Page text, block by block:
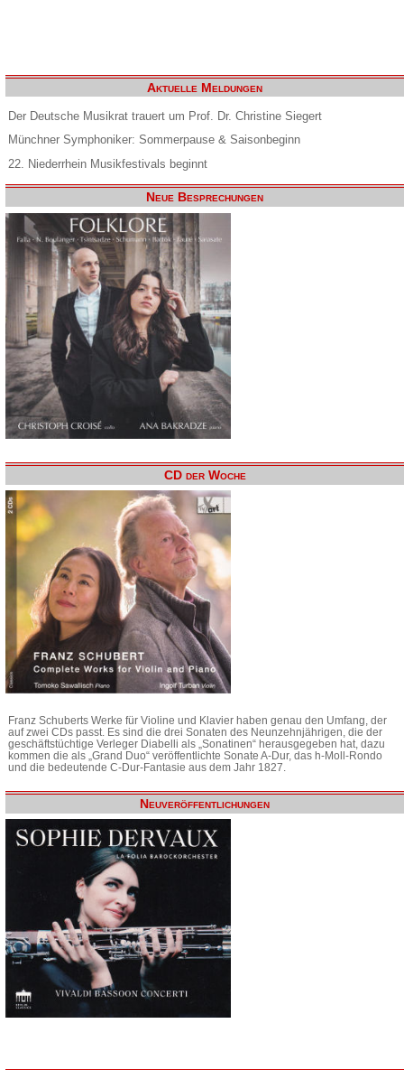
Aktuelle Meldungen
Der Deutsche Musikrat trauert um Prof. Dr. Christine Siegert
Münchner Symphoniker: Sommerpause & Saisonbeginn
22. Niederrhein Musikfestivals beginnt
Neue Besprechungen
CD der Woche
Franz Schuberts Werke für Violine und Klavier haben genau den Umfang, der
auf zwei CDs passt. Es sind die drei Sonaten des Neunzehnjährigen, die der
geschäftstüchtige Verleger Diabelli als „Sonatinen“ herausgegeben hat, dazu
kommen die als „Grand Duo“ veröffentlichte Sonate A-Dur, das h-Moll-Rondo
und die bedeutende C-Dur-Fantasie aus dem Jahr 1827.
Neuveröffentlichungen